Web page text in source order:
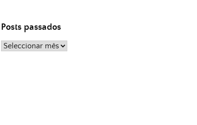
Posts passados
Posts